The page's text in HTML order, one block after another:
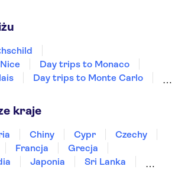
Tropez
Day trips to Monaco
Day trips to Monte Carlo
trips to Antibes
Mont Saint-Michel
papieski w Awinionie
kraje
Chiny Cypr
Czechy
Francja
Grecja
Japonia
Sri Lanka